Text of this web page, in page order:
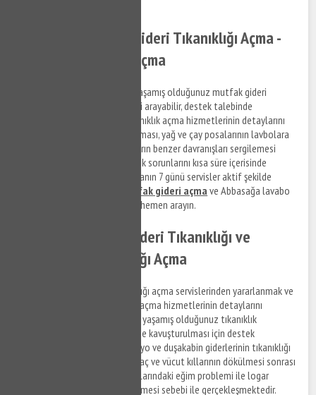
Abbasağa Mutfak Gideri Tıkanıklığı Açma -
Abbasağa Lavabo Açma
Abbasağa ve mahallelerinde yaşamış olduğunuz mutfak gideri
tıkanıklıkarının çözümü için bizi arayabilir, destek talebinde
bulunabilirsiniz. Abbasağa tıkanıklık açma hizmetlerinin detaylarını
öğrenmek ve katı atıkların atılması, yağ ve çay posalarının lavbolara
dökülmesi ya da diğer komşuların benzer davranışları sergilemesi
sebebi ile ortaya çıkan tıkanıklık sorunlarını kısa süre içerisinde
çözüme kavuşturmak için haftanın 7 günü servisler aktif şekilde
Abbasağa mutfak gideri açma ve Abbasağa lavabo
açma servislerine ulaşmak için hemen arayın.
Abbasağa Banyo Gideri Tıkanıklığı ve
Duşakabin Tıkanıklığı Açma
Abbasağa banyo gideri tıkanıklığı açma servislerinden yararlanmak ve
Abbasağa duşakabin tıkanıklık açma hizmetlerinin detaylarını
öğrenmek için bizi arayabilir ve yaşamış olduğunuz tıkanıklık
sorunlarının kısa sürede çözüme kavuşturulması için destek
taleplerinizi iletebilirsiniz. Banyo ve duşakabin giderlerinin tıkanıklığı
genellikle katı sabun atıkları, saç ve vücut kıllarının dökülmesi sonrası
temizlenmemesi ve pimaş hatlarındaki eğim problemi ile logar
hatlarının doğru dizayn edilmemesi sebebi ile gerçekleşmektedir.